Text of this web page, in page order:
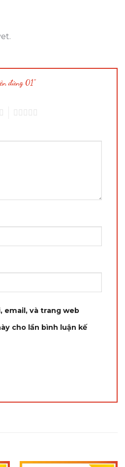
đứng 01”
email, và trang web
cho lần bình luận kế